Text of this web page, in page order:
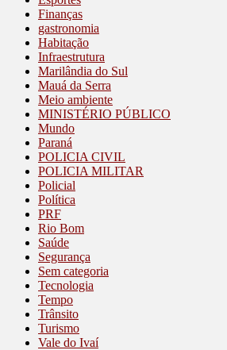
Finanças
gastronomia
Habitação
Infraestrutura
Marilândia do Sul
Mauá da Serra
Meio ambiente
MINISTÉRIO PÚBLICO
Mundo
Paraná
POLICIA CIVIL
POLICIA MILITAR
Policial
Política
PRF
Rio Bom
Saúde
Segurança
Sem categoria
Tecnologia
Tempo
Trânsito
Turismo
Vale do Ivaí